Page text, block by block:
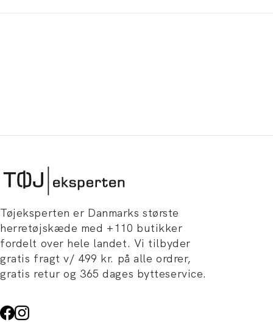
Tøjeksperten er Danmarks største
herretøjskæde med +110 butikker
fordelt over hele landet. Vi tilbyder
gratis fragt v/ 499 kr. på alle ordrer,
gratis retur og 365 dages bytteservice.